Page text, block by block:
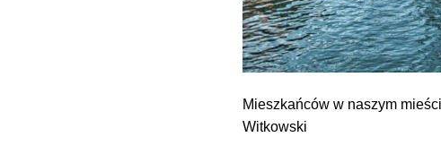
Mieszkańców w naszym
Witkowski